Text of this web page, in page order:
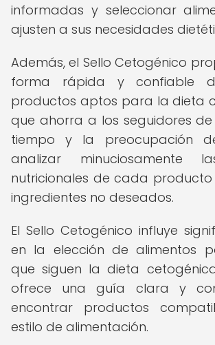
informadas y seleccionar
ajusten a sus necesidades
Además, el Sello Cetogénico
forma rápida y confiable
productos aptos para la dieta
que ahorra a los seguidores
tiempo y la preocupación
analizar minuciosamente
nutricionales de cada
ingredientes no deseados.
El Sello Cetogénico influye
en la elección de alimentos
que siguen la dieta
ofrece una guía clara y
encontrar productos
estilo de alimentación.